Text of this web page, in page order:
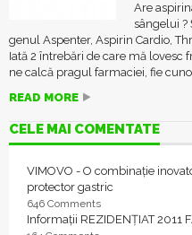
Are
sângelui ?
genul Aspenter, Aspirin Cardio,
Iată 2 întrebări de care mă lovesc
ne calcă pragul farmaciei, fie
READ MORE
CELE MAI COMENTATE
VIMOVO - O combinație
protector gastric
646 Comments
Informații REZIDENȚIAT 2011